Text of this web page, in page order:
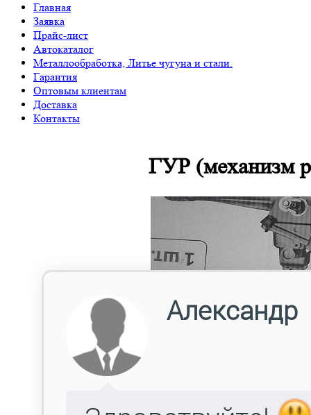
Главная
Заявка
Прайс-лист
Автокаталог
Металлообработка, Литье чугуна и стали.
Гарантия
Оптовым клиентам
Доставка
Контакты
ГУР (механизм